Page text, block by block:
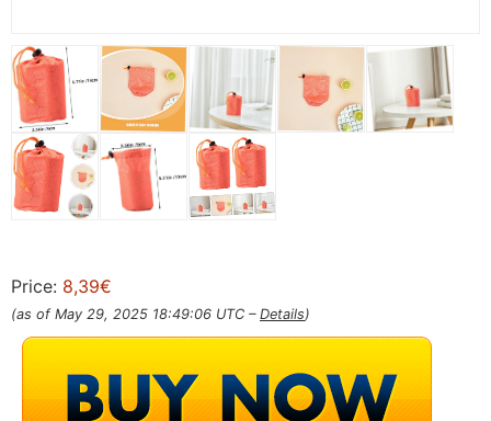
Price: 8,39€
(as of May 29, 2025 18:49:06 UTC – Details)